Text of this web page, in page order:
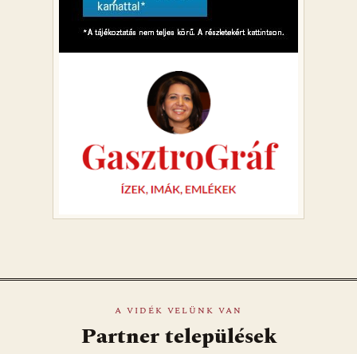
A VIDÉK VELÜNK VAN
Partner települések